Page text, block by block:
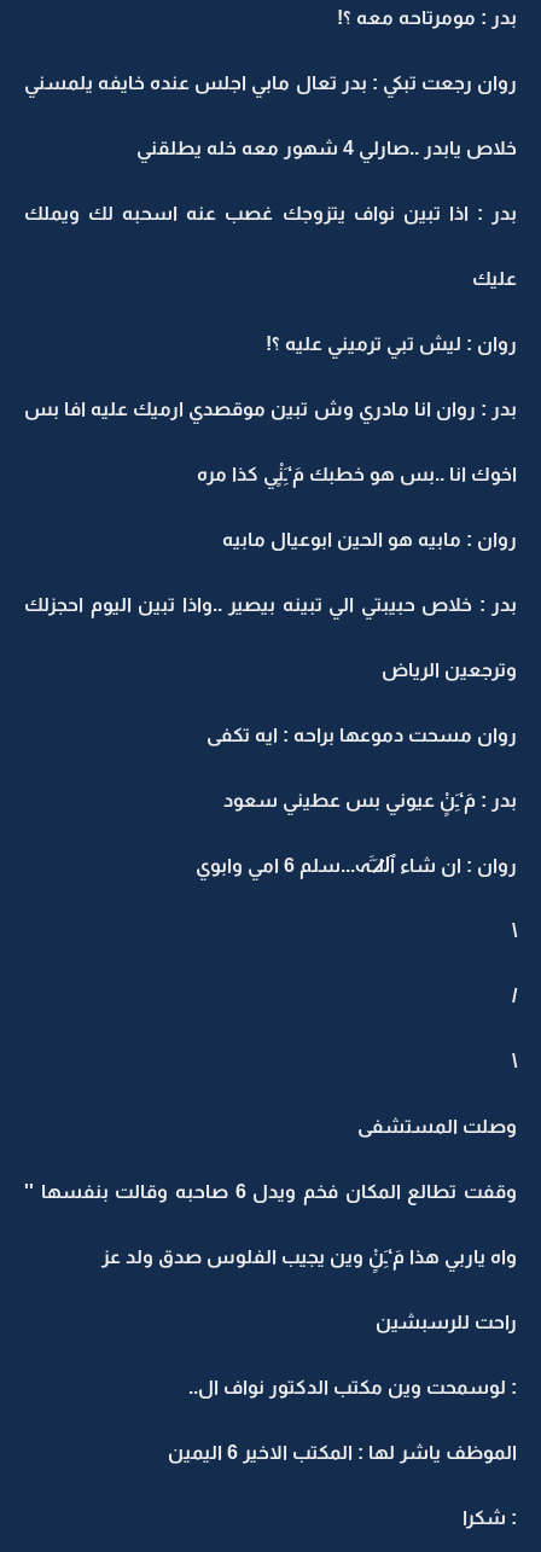
بدر : مومرتاحه معه ؟!
روان رجعت تبكي : بدر تعال مابي اجلس عنده خايفه يلمسني
خلاص يابدر ..صارلي 4 شهور معه خله يطلقني
بدر : اذا تبين نواف يتزوجك غصب عنه اسحبه لك ويملك
عليك
روان : ليش تبي ترميني عليه ؟!
بدر : روان انا مادري وش تبين موقصدي ارميك عليه افا بس
اخوك انا ..بس هو خطبك مَ‘ـَِنٍْي كذا مره
روان : مابيه هو الحين ابوعيال مابيه
بدر : خلاص حبيبتي الي تبينه بيصير ..واذا تبين اليوم احجزلك
وترجعين الرياض
روان مسحت دموعها براحه : ايه تكفى
بدر : مَ‘ـَِنٍْ عيوني بس عطيني سعود
روان : ان شاء ٱل̷̷لـَـََہ...سلم 6 امي وابوي
\
/
\
وصلت المستشفى
وقفت تطالع المكان فخم ويدل 6 صاحبه وقالت بنفسها ''
واه ياربي هذا مَ‘ـَِنٍْ وين يجيب الفلوس صدق ولد عز
راحت للرسبشين
: لوسمحت وين مكتب الدكتور نواف ال..
الموظف ياشر لها : المكتب الاخير 6 اليمين
: شكرا